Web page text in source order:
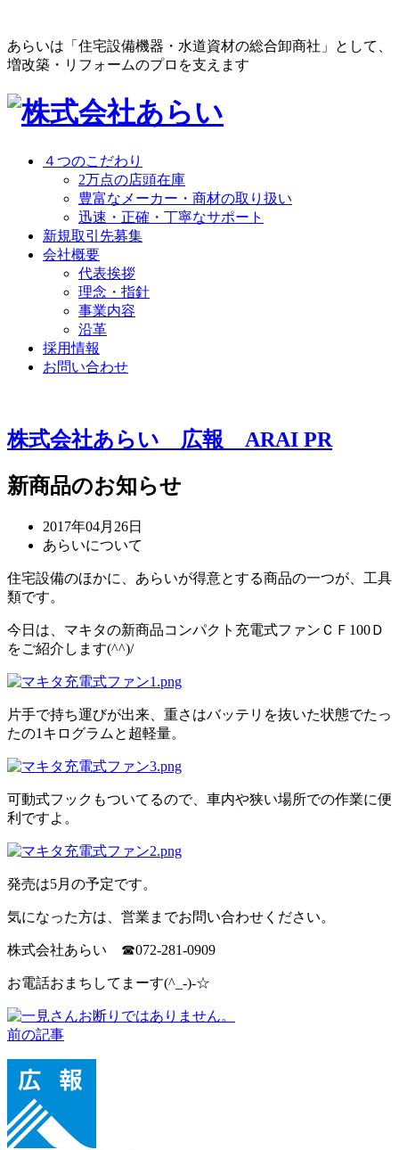
あらいは「住宅設備機器・水道資材の総合卸商社」として、
増改築・リフォームのプロを支えます
４つのこだわり
2万点の店頭在庫
豊富なメーカー・商材の取り扱い
迅速・正確・丁寧なサポート
新規取引先募集
会社概要
代表挨拶
理念・指針
事業内容
沿革
採用情報
お問い合わせ
株式会社あらい 広報 ARAI PR
新商品のお知らせ
2017年04月26日
あらいについて
住宅設備のほかに、あらいが得意とする商品の一つが、工具
類です。
今日は、マキタの新商品コンパクト充電式ファンＣＦ100Ｄ
をご紹介します(^^)/
片手で持ち運びが出来、重さはバッテリを抜いた状態でたっ
たの1キログラムと超軽量。
可動式フックもついてるので、車内や狭い場所での作業に便
利ですよ。
発売は5月の予定です。
気になった方は、営業までお問い合わせください。
株式会社あらい ☎072-281-0909
お電話おまちしてまーす(^_-)-☆
前の記事